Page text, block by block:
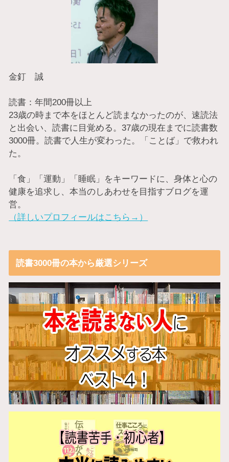
金釘 誠
読書：年間200冊以上
23歳の時まで本をほとんど読まなかったのが、速読法
と出会い、読書に目覚める。37歳の現在までに読書数
3000冊。読書で人生が変わった。「ことば」で救われ
た。
「食」「運動」「睡眠」をキーワードに、身体と心の
健康を追求し、本当のしあわせを目指すブログを運
営。
（詳しいプロフィールはこちら→）
読書3000冊の本から厳選シリーズ